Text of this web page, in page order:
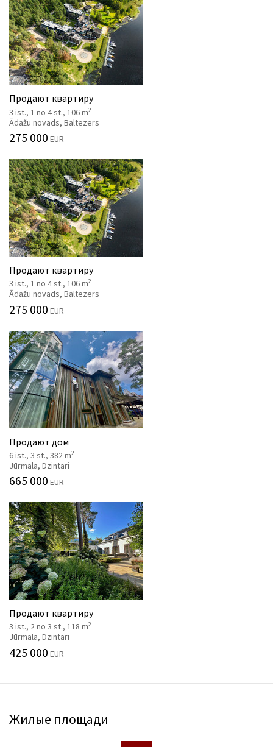
Продают квартиру
3 ist., 1 no 4 st., 106 m2
Ādažu novads, Baltezers
275 000 EUR
Продают квартиру
3 ist., 1 no 4 st., 106 m2
Ādažu novads, Baltezers
275 000 EUR
Продают дом
6 ist., 3 st., 382 m2
Jūrmala, Dzintari
665 000 EUR
Продают квартиру
3 ist., 2 no 3 st., 118 m2
Jūrmala, Dzintari
425 000 EUR
Жилые площади